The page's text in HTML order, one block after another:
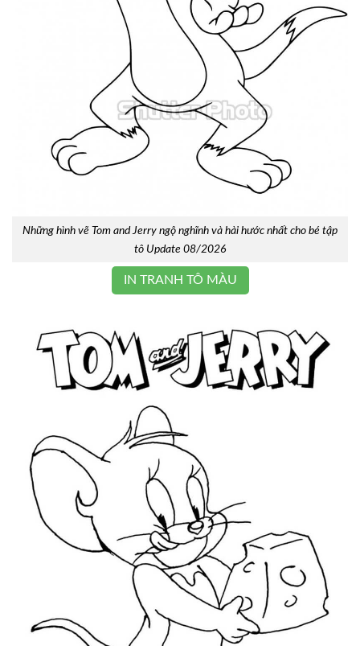
Những hình vẽ Tom and Jerry ngộ nghĩnh và hài hước nhất cho bé tập
tô Update 08/2026
IN TRANH TÔ MÀU